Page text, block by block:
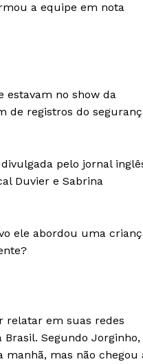
a equipe em nota
estavam no show da
de registros do
pelo jornal
Duvier e Sabrina
ele abordou uma
relatar em suas redes
Segundo Jorginho,
manhã, mas não chegou